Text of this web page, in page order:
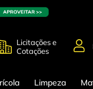
Licitações e
Cotações
Limpeza